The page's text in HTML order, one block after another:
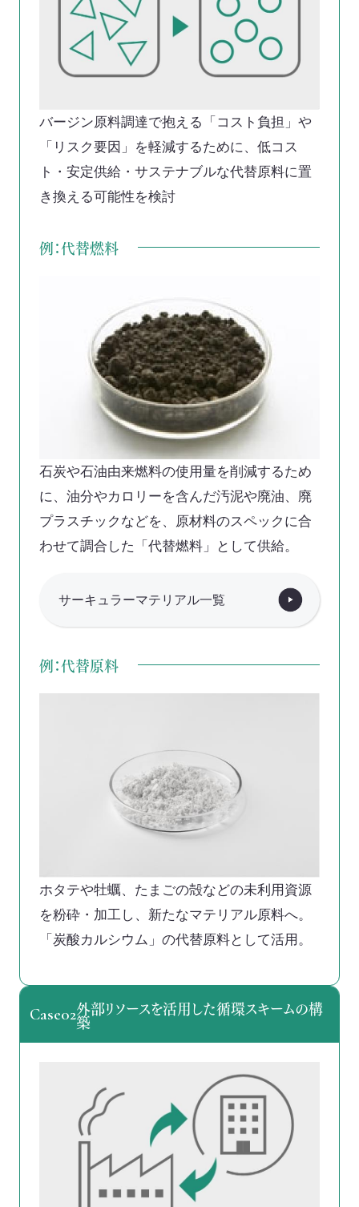
バージン原料調達で抱える「コスト負担」や
「リスク要因」を軽減するために、低コス
ト・安定供給・サステナブルな代替原料に置
き換える可能性を検討
例：代替燃料
石炭や石油由来燃料の使用量を削減するため
に、油分やカロリーを含んだ汚泥や廃油、廃
プラスチックなどを、原材料のスペックに合
わせて調合した「代替燃料」として供給。
サーキュラーマテリアル一覧
例：代替原料
ホタテや牡蠣、たまごの殻などの未利用資源
を粉砕・加工し、新たなマテリアル原料へ。
「炭酸カルシウム」の代替原料として活用。
Case02外部リソースを活用した循環スキームの構
築